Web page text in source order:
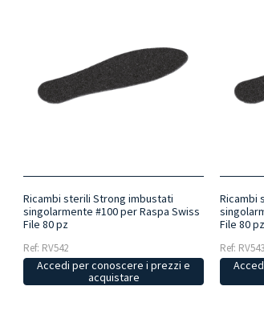
Ricambi sterili Strong imbustati
singolarmente #100 per Raspa Swiss
File 80 pz
Ref: RV542
Accedi per conoscere i prezzi e
acquistare
Ricambi
File 80 pz
Ref: RV543